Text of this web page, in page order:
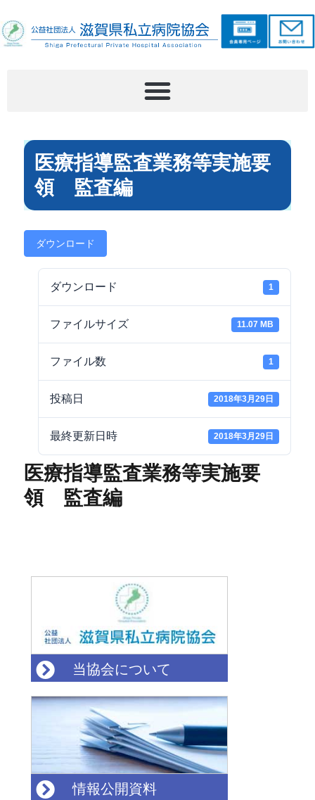
医療指導監査業務等実施要
領 監査編
ダウンロード
ダウンロード 1
ファイルサイズ 11.07 MB
ファイル数 1
投稿日 2018年3月29日
最終更新日時 2018年3月29日
医療指導監査業務等実施要
領 監査編
当協会について
情報公開資料